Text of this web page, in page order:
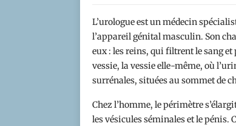
L’urologue est un médecin
l’appareil génital masculin. Son
eux : les reins, qui filtrent le sang
vessie, la vessie elle-même, où
surrénales, situées au sommet de
Chez l’homme, le périmètre
les vésicules séminales et le pénis.